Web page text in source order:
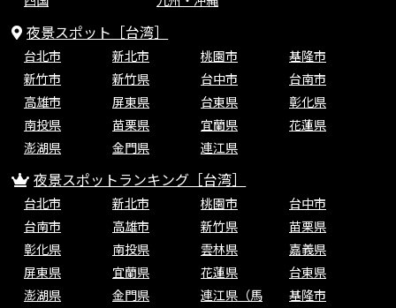
夜景スポット［台湾］
台北市 新北市 桃園市
基隆市
新竹市
新竹県 台中市
台南市
高雄市
屏東県 台東県
彰化県
南投県
苗栗県 宜蘭県
花蓮県
澎湖県
金門県 連江県
夜景スポットランキング［台湾］
台北市 新北市 桃園市
台中市
台南市
高雄市 新竹県
苗栗県
彰化県
南投県 雲林県
嘉義県
屏東県
宜蘭県 花蓮県
台東県
澎湖県
金門県
連江県（馬
基隆市